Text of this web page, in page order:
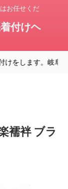
お任せくだ
付けヘ
ます。岐阜の出
襦袢 ブラ